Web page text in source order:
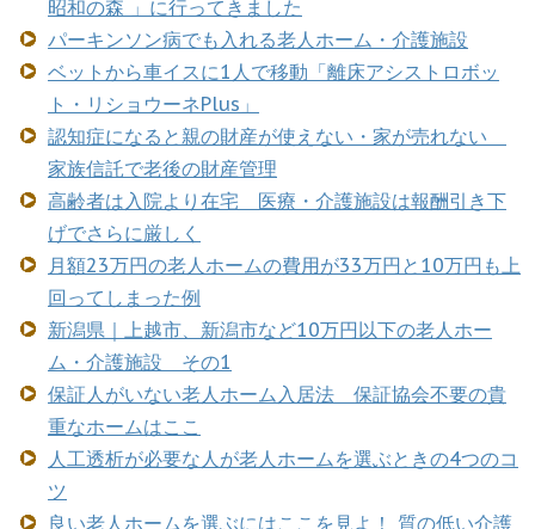
昭和の森 」に行ってきました
パーキンソン病でも入れる老人ホーム・介護施設
ベットから車イスに1人で移動「離床アシストロボッ
ト・リショウーネPlus」
認知症になると親の財産が使えない・家が売れない
家族信託で老後の財産管理
高齢者は入院より在宅 医療・介護施設は報酬引き下
げでさらに厳しく
月額23万円の老人ホームの費用が33万円と10万円も上
回ってしまった例
新潟県｜上越市、新潟市など10万円以下の老人ホー
ム・介護施設 その1
保証人がいない老人ホーム入居法 保証協会不要の貴
重なホームはここ
人工透析が必要な人が老人ホームを選ぶときの4つのコ
ツ
良い老人ホームを選ぶにはここを見よ！ 質の低い介護